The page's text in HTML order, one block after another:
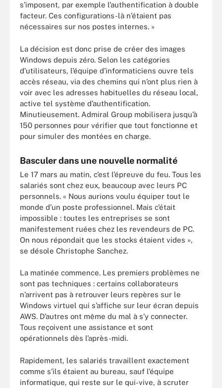
s’imposent, par exemple l’authentification à double
facteur. Ces configurations-là n’étaient pas
nécessaires sur nos postes internes. »
La décision est donc prise de créer des images
Windows depuis zéro. Selon les catégories
d’utilisateurs, l’équipe d’informaticiens ouvre tels
accès réseau, via des chemins qui n’ont plus rien à
voir avec les adresses habituelles du réseau local,
active tel système d’authentification.
Minutieusement. Admiral Group mobilisera jusqu’à
150 personnes pour vérifier que tout fonctionne et
pour simuler des montées en charge.
Basculer dans une nouvelle normalité
Le 17 mars au matin, c’est l’épreuve du feu. Tous les
salariés sont chez eux, beaucoup avec leurs PC
personnels. « Nous aurions voulu équiper tout le
monde d’un poste professionnel. Mais c’était
impossible : toutes les entreprises se sont
manifestement ruées chez les revendeurs de PC.
On nous répondait que les stocks étaient vides »,
se désole Christophe Sanchez.
La matinée commence. Les premiers problèmes ne
sont pas techniques : certains collaborateurs
n’arrivent pas à retrouver leurs repères sur le
Windows virtuel qui s’affiche sur leur écran depuis
AWS. D’autres ont même du mal à s’y connecter.
Tous reçoivent une assistance et sont
opérationnels dès l’après-midi.
Rapidement, les salariés travaillent exactement
comme s’ils étaient au bureau, sauf l’équipe
informatique, qui reste sur le qui-vive, à scruter